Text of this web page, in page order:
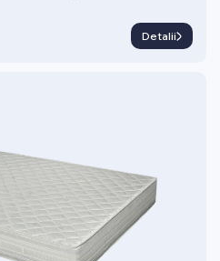
Detalii